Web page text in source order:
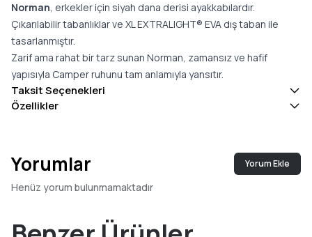
Norman, erkekler için siyah dana derisi ayakkabılardır.
Çıkarılabilir tabanlıklar ve XL EXTRALIGHT® EVA dış taban ile
tasarlanmıştır.
Zarif ama rahat bir tarz sunan Norman, zamansız ve hafif
yapısıyla Camper ruhunu tam anlamıyla yansıtır.
Taksit Seçenekleri
Özellikler
Yorumlar Yorum Ekle
Henüz yorum bulunmamaktadır